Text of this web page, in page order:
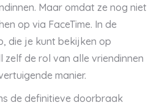
Maar omdat ze nog niet
op via FaceTime. In de
die je kunt bekijken op
zelf de rol van alle vriendinnen
manier.
de definitieve doorbraak